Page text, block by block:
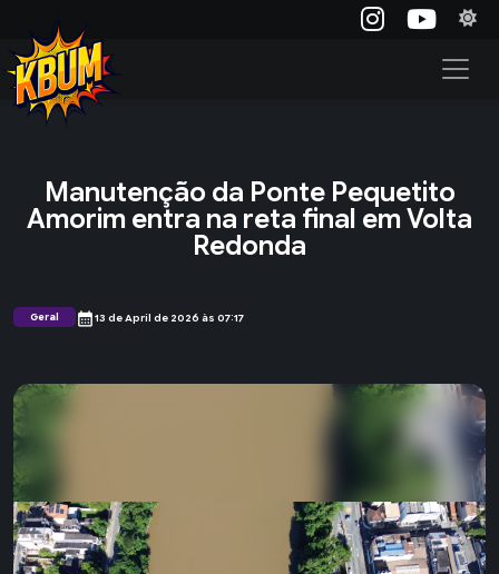
Manutenção da Ponte Pequetito
Amorim entra na reta final em Volta
Redonda
Geral calendar_month13 de April de 2026 às 07:17